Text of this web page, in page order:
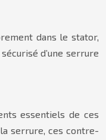
dans le stator,
d’une serrure
essentiels de ces
serrure, ces contre-